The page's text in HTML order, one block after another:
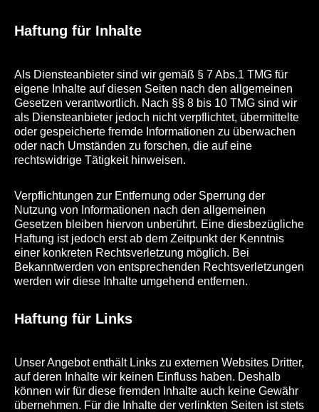
Haftung für Inhalte
Als Diensteanbieter sind wir gemäß § 7 Abs.1 TMG für
eigene Inhalte auf diesen Seiten nach den allgemeinen
Gesetzen verantwortlich. Nach §§ 8 bis 10 TMG sind wir
als Diensteanbieter jedoch nicht verpflichtet, übermittelte
oder gespeicherte fremde Informationen zu überwachen
oder nach Umständen zu forschen, die auf eine
rechtswidrige Tätigkeit hinweisen.
Verpflichtungen zur Entfernung oder Sperrung der
Nutzung von Informationen nach den allgemeinen
Gesetzen bleiben hiervon unberührt. Eine diesbezügliche
Haftung ist jedoch erst ab dem Zeitpunkt der Kenntnis
einer konkreten Rechtsverletzung möglich. Bei
Bekanntwerden von entsprechenden Rechtsverletzungen
werden wir diese Inhalte umgehend entfernen.
Haftung für Links
Unser Angebot enthält Links zu externen Websites Dritter,
auf deren Inhalte wir keinen Einfluss haben. Deshalb
können wir für diese fremden Inhalte auch keine Gewähr
übernehmen. Für die Inhalte der verlinkten Seiten ist stets